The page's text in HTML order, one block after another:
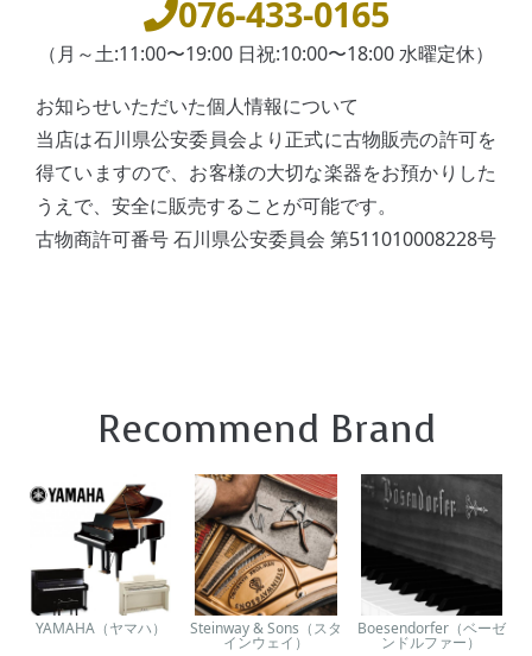
076-433-0165
（月～土:11:00〜19:00 日祝:10:00〜18:00 水曜定休）
お知らせいただいた個人情報について
当店は石川県公安委員会より正式に古物販売の許可を
得ていますので、お客様の大切な楽器をお預かりした
うえで、安全に販売することが可能です。
古物商許可番号 石川県公安委員会 第511010008228号
Recommend Brand
YAMAHA（ヤマハ） Steinway & Sons（スタ
インウェイ）
Boesendorfer（ベーゼ
ンドルファー）